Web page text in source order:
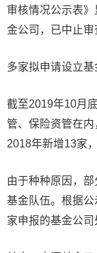
审核情况公示表
金公司，已中止审
多家拟申请设立
截至2019年10月
管、保险资管在内
2018年新增13家
由于种种原因，
基金队伍。根据
家申报的基金公司